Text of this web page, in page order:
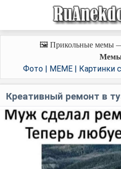
🖼️ Прикольные мемы —
Фото | MEME | Картинки
Креативный ремонт в